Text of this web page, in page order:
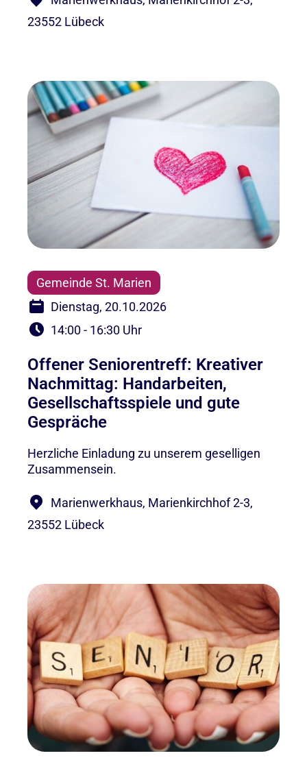
23552 Lübeck
Gemeinde St. Marien
Dienstag, 20.10.2026
14:00 - 16:30 Uhr
Offener Seniorentreff: Kreativer
Nachmittag: Handarbeiten,
Gesellschaftsspiele und gute
Gespräche
Herzliche Einladung zu unserem geselligen
Zusammensein.
Marienwerkhaus, Marienkirchhof 2-3,
23552 Lübeck